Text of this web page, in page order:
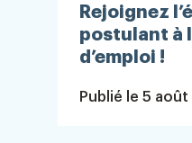
Rejoignez
postulant à
d’emploi !
Publié le 5 août